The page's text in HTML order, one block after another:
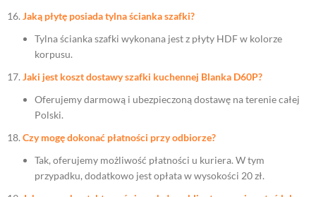
Jaką płytę posiada tylna ścianka szafki?
Tylna ścianka szafki wykonana jest z płyty HDF w kolorze
korpusu.
Jaki jest koszt dostawy szafki kuchennej Blanka D60P?
Oferujemy darmową i ubezpieczoną dostawę na terenie całej
Polski.
Czy mogę dokonać płatności przy odbiorze?
Tak, oferujemy możliwość płatności u kuriera. W tym
przypadku, dodatkowo jest opłata w wysokości 20 zł.